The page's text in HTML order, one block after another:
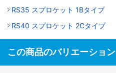
RS35 スプロケット 1Bタイプ
RS40 スプロケット 2Cタイプ
この商品のバリエーション